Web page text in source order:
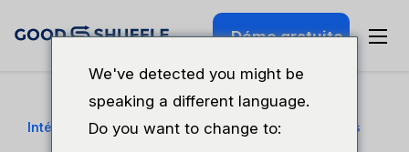
Démo gratuite
Intégration d'un site web de location d'événements
We've detected you might be
speaking a different language.
Do you want to change to: